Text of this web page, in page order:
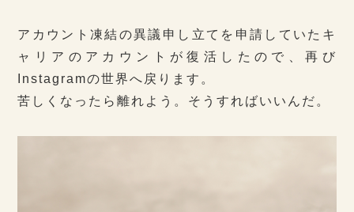
アカウント凍結の異議申し立てを申請していたキ
ャリアのアカウントが復活したので、再び
Instagramの世界へ戻ります。
苦しくなったら離れよう。そうすればいいんだ。